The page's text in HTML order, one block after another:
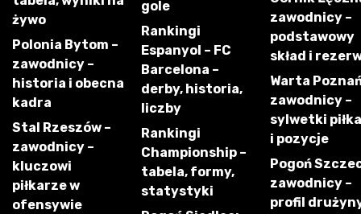
żywo
Polonia Bytom –
zawodnicy –
historia i obecna
kadra
Stal Rzeszów –
zawodnicy –
kluczowi
piłkarze w
ofensywie
gole
Rankingi
Espanyol – FC
Barcelona –
derby, historia,
liczby
Rankingi
Championship –
tabela, formy,
statystyki
zawodnicy –
podstawowy
skład i
Warta
zawodnicy –
sylwetki
i pozycje
Pogoń
zawodnicy –
profil